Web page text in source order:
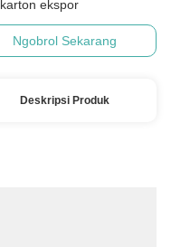
ekspor
Ngobrol Sekarang
Deskripsi Produk